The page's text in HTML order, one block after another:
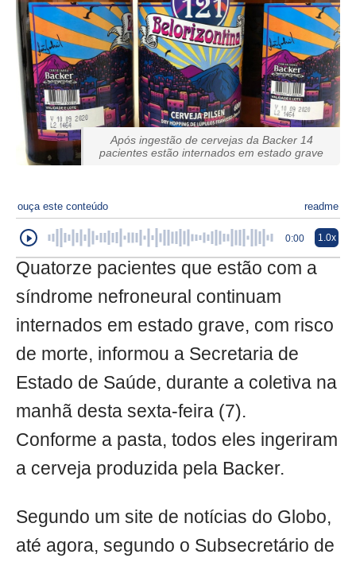
Após ingestão de cervejas da Backer 14
pacientes estão internados em estado grave
ouça este conteúdo readme
0:00 1.0x
Quatorze pacientes que estão com a
síndrome nefroneural continuam
internados em estado grave, com risco
de morte, informou a Secretaria de
Estado de Saúde, durante a coletiva na
manhã desta sexta-feira (7).
Conforme a pasta, todos eles ingeriram
a cerveja produzida pela Backer.
Segundo um site de notícias do Globo,
até agora, segundo o Subsecretário de